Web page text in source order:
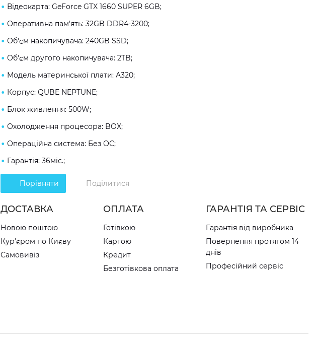
Відеокарта: GeForce GTX 1660 SUPER 6GB;
Оперативна пам'ять: 32GB DDR4-3200;
Об'єм накопичувача: 240GB SSD;
Об'єм другого накопичувача: 2TB;
Модель материнської плати: A320;
Корпус: QUBE NEPTUNE;
Блок живлення: 500W;
Охолодження процесора: BOX;
Операційна система: Без ОС;
Гарантія: 36міс.;
Порівняти Поділитися
ДОСТАВКА
Новою поштою
Кур'єром по Києву
Самовивіз
ОПЛАТА
Готівкою
Картою
Кредит
Безготівкова оплата
ГАРАНТІЯ ТА СЕРВІС
Гарантія від виробника
Повернення протягом 14
днів
Професійний сервіс